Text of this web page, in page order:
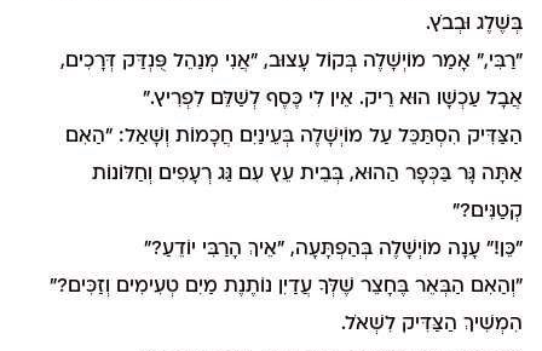
בְּשֶׁלֶג וּבְבֹץ.
"רַבִּי," אָמַר מוֹיְשָׁלֶה בְּקוֹל עָצוּב, "אֲנִי מְנַהֵל פֻּנְדַּק דְּרָכִים,
אֲבָל עַכְשָׁו הוּא רֵיק. אֵין לִי כֶּסֶף לְשַׁלֵּם לִפְרִיץ."
הַצַּדִּיק הִסְתַּכֵּל עַל מוֹיְשָׁלֶה בְּעֵינַיִם חֲכָמוֹת וְשָׁאַל: "הַאִם
אַתָּה גָּר בַּכְּפָר הַהוּא, בְּבֵית עֵץ עִם גַּג רְעָפִים וְחַלּוֹנוֹת
קְטַנִּים?"
"כֵּן!" עָנָה מוֹיְשָׁלֶה בְּהַפְתָּעָה, "אֵיךְ הָרַבִּי יוֹדֵעַ?"
"וְהַאִם הַבְּאֵר בֶּחָצֵר שֶׁלְּךָ עֲדַיִן נוֹתֶנֶת מַיִם טְעִימִים וְזַכִּים?"
הִמְשִׁיךְ הַצַּדִּיק לִשְׁאֹל.